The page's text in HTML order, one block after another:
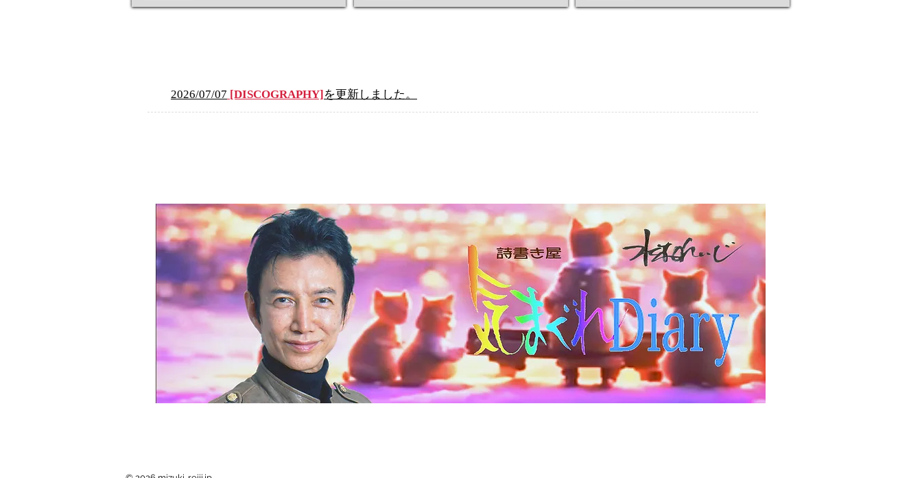
2026/07/07 [DISCOGRAPHY]を更新しました。